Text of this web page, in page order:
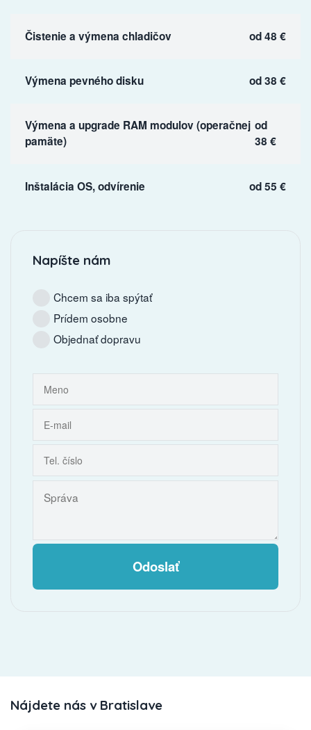
Čistenie a výmena chladičov od 48 €
Výmena pevného disku od 38 €
Výmena a upgrade RAM modulov (operačnej
pamäte)
od
38 €
Inštalácia OS, odvírenie od 55 €
Napíšte nám
Chcem sa iba spýtať
Prídem osobne
Objednať dopravu
Odoslať
Nájdete nás v Bratislave